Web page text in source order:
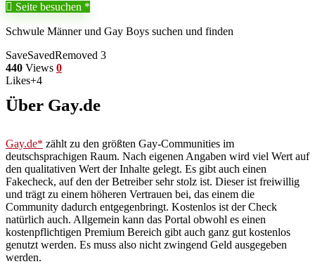
Seite besuchen
Schwule Männer und Gay Boys suchen und finden
SaveSavedRemoved 3
440 Views 0
Likes+4
Über Gay.de
Gay.de
zählt zu den größten Gay-Communities im
deutschsprachigen Raum. Nach eigenen Angaben wird viel Wert auf
den qualitativen Wert der Inhalte gelegt. Es gibt auch einen
Fakecheck, auf den der Betreiber sehr stolz ist. Dieser ist freiwillig
und trägt zu einem höheren Vertrauen bei, das einem die
Community dadurch entgegenbringt. Kostenlos ist der Check
natürlich auch. Allgemein kann das Portal obwohl es einen
kostenpflichtigen Premium Bereich gibt auch ganz gut kostenlos
genutzt werden. Es muss also nicht zwingend Geld ausgegeben
werden.